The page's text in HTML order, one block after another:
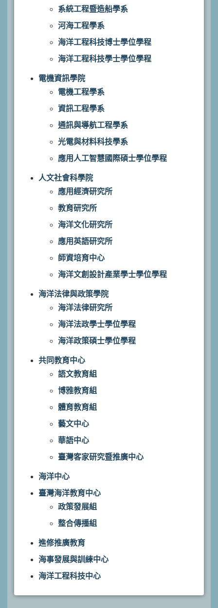
系統工程暨造船學系
河海工程學系
海洋工程科技博士學位學程
海洋工程科技學士學位學程
電機資訊學院
電機工程學系
資訊工程學系
通訊與導航工程學系
光電與材料科技學系
應用人工智慧國際碩士學位學程
人文社會科學院
應用經濟研究所
教育研究所
海洋文化研究所
應用英語研究所
師資培育中心
海洋文創設計產業學士學位學程
海洋法律與政策學院
海洋法律研究所
海洋法政學士學位學程
海洋政策碩士學位學程
共同教育中心
語文教育組
博雅教育組
體育教育組
藝文中心
華語中心
臺灣客家研究暨推廣中心
海洋中心
臺灣海洋教育中心
政策發展組
整合傳播組
進修推廣教育
海事發展與訓練中心
海洋工程科技中心